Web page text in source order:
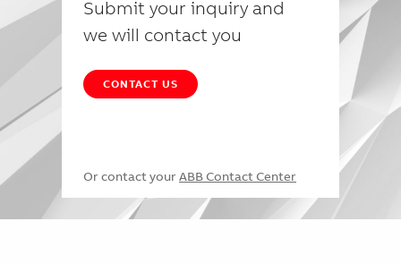
Submit your inquiry and
we will contact you
CONTACT US
Or contact your ABB Contact Center